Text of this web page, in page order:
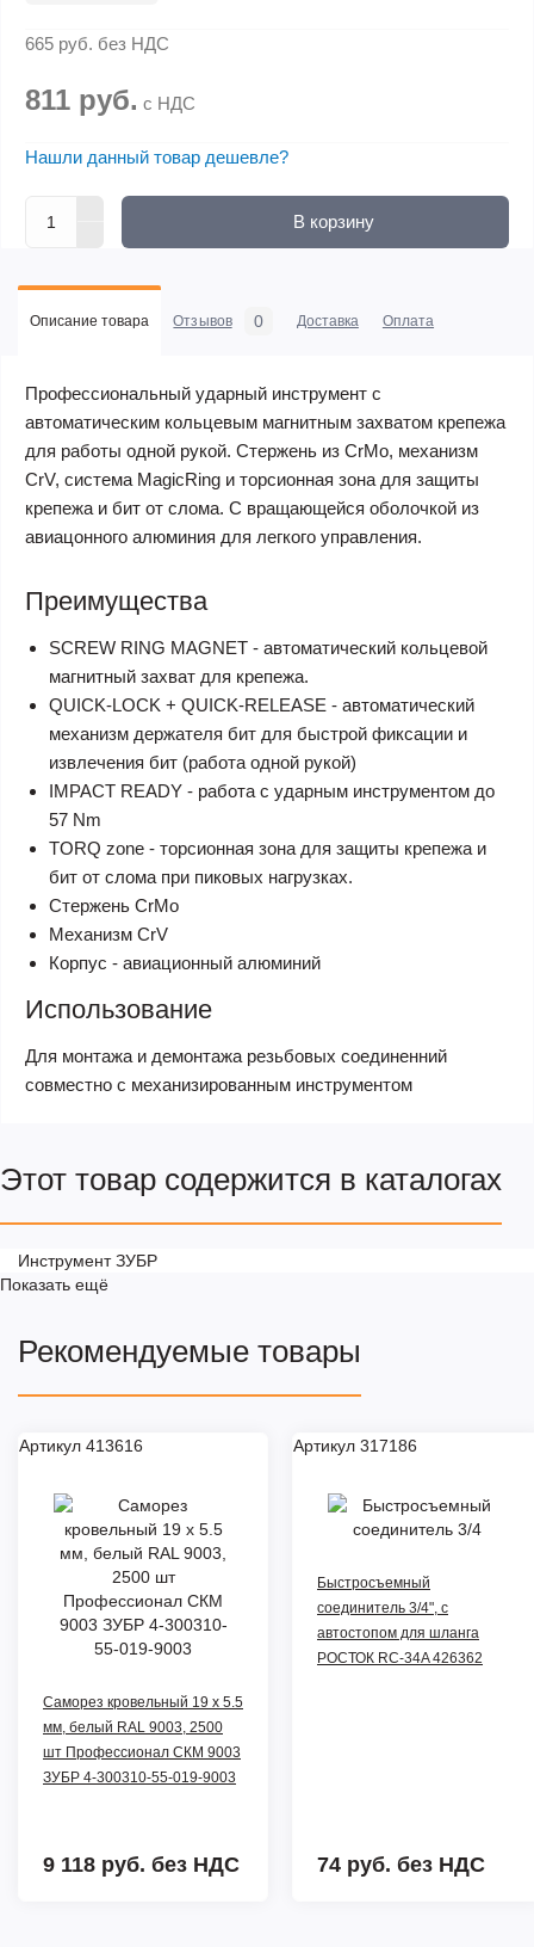
665 руб. без НДС
811 руб. с НДС
Нашли данный товар дешевле?
В корзину
Описание товара Отзывов 0 Доставка Оплата
Профессиональный ударный инструмент с
автоматическим кольцевым магнитным захватом крепежа
для работы одной рукой. Стержень из CrMo, механизм
CrV, система MagicRing и торсионная зона для защиты
крепежа и бит от слома. C вращающейся оболочкой из
авиацонного алюминия для легкого управления.
Преимущества
SCREW RING MAGNET - автоматический кольцевой
магнитный захват для крепежа.
QUICK-LOCK + QUICK-RELEASE - автоматический
механизм держателя бит для быстрой фиксации и
извлечения бит (работа одной рукой)
IMPACT READY - работа с ударным инструментом до
57 Nm
TORQ zone - торсионная зона для защиты крепежа и
бит от слома при пиковых нагрузках.
Стержень CrMo
Механизм CrV
Корпус - авиационный алюминий
Использование
Для монтажа и демонтажа резьбовых соединенний
совместно с механизированным инструментом
Этот товар содержится в каталогах
Инструмент ЗУБР
Показать ещё
Рекомендуемые товары
Артикул 413616
Саморез кровельный 19 х 5.5
мм, белый RAL 9003, 2500
шт Профессионал СКМ 9003
ЗУБР 4-300310-55-019-9003
9 118 руб. без НДС
Артикул 317186
Быстросъемный
соединитель 3/4", с
автостопом для шланга
РОСТОК RC-34A 426362
74 руб. без НДС